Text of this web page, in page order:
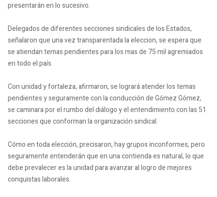
presentarán en lo sucesivo.
Delegados de diferentes secciones sindicales de los Estados,
señalaron que una vez transparentada la eleccion, se espera que
se atiendan temas pendientes para los mas de 75 mil agremiados
en todo el país
Con unidad y fortaleza, afirmaron, se logrará atender los temas
pendientes y seguramente con la conducción de Gómez Gómez,
se caminara por el rumbo del diálogo y el entendimiento con las 51
secciones que conforman la organización sindical.
Cómo en toda elección, precisaron, hay grupos inconformes, pero
seguramente entenderán que en una contienda es natural, lo que
debe prevalecer es la unidad para avanzar al logro de mejores
conquistas laborales.